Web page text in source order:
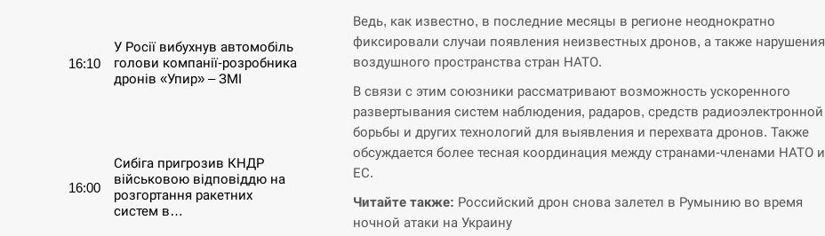
16:10
У Росії вибухнув автомобіль
голови компанії-розробника
дронів «Упир» – ЗМІ
16:00
Сибіга пригрозив КНДР
військовою відповіддю на
розгортання ракетних
систем в…
Ведь, как известно, в последние месяцы в регионе неоднократно
фиксировали случаи появления неизвестных дронов, а также нарушения
воздушного пространства стран НАТО.
В связи с этим союзники рассматривают возможность ускоренного
развертывания систем наблюдения, радаров, средств радиоэлектронной
борьбы и других технологий для выявления и перехвата дронов. Также
обсуждается более тесная координация между странами-членами НАТО и
ЕС.
Читайте также: Российский дрон снова залетел в Румынию во время
ночной атаки на Украину